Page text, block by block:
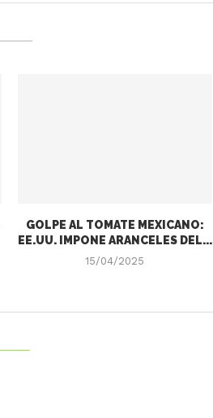
GOLPE AL TOMATE MEXICANO:
EE.UU. IMPONE ARANCELES DEL...
15/04/2025